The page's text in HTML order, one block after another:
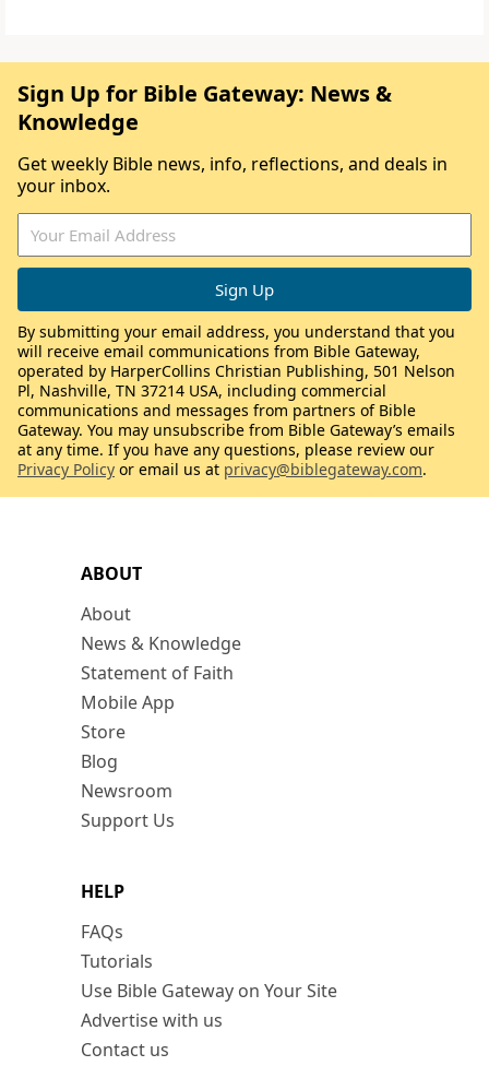
ABOUT
About
News & Knowledge
Statement of Faith
Mobile App
Store
Blog
Newsroom
Support Us
HELP
FAQs
Tutorials
Use Bible Gateway on Your Site
Advertise with us
Contact us
Sign Up for Bible Gateway: News &
Knowledge
Get weekly Bible news, info, reflections, and deals in
your inbox.
By submitting your email address, you understand that you
will receive email communications from Bible Gateway,
operated by HarperCollins Christian Publishing, 501 Nelson
Pl, Nashville, TN 37214 USA, including commercial
communications and messages from partners of Bible
Gateway. You may unsubscribe from Bible Gateway’s emails
at any time. If you have any questions, please review our
Privacy Policy or email us at privacy@biblegateway.com.